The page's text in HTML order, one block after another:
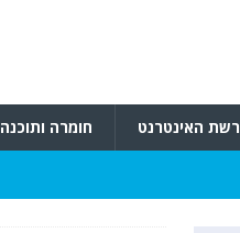
רשת האינטרנט חומרה ותוכנה